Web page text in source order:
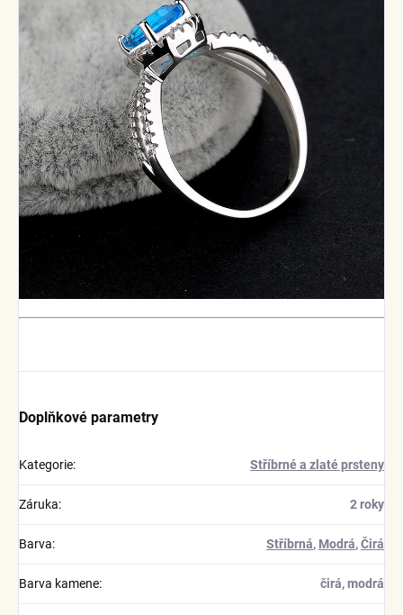
Doplňkové parametry
Kategorie: Stříbrné a zlaté prsteny
Záruka: 2 roky
Barva: Stříbrná, Modrá,Čirá
Barva kamene: čirá, modrá